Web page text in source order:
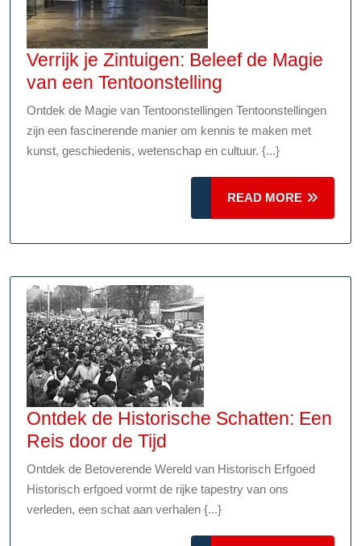
Verrijk je Zintuigen: Beleef de Magie
van een Tentoonstelling
je
Zintuigen:
Beleef
de
Magie
van
een
Ontdek de Magie van Tentoonstellingen Tentoonstellingen
zijn een fascinerende manier om kennis te maken met
kunst, geschiedenis, wetenschap en cultuur. {...}
READ MORE
MORE
Ontdek de Historische Schatten: Een
Reis door de Tijd
de
Historische
Schatten:
Een
Ontdek de Betoverende Wereld van Historisch Erfgoed
Historisch erfgoed vormt de rijke tapestry van ons
verleden, een schat aan verhalen {...}